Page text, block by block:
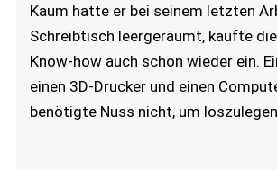
Kaum hatte er bei seinem letzten
Schreibtisch leergeräumt, kaufte
Know-how auch schon wieder ein.
einen 3D-Drucker und einen
benötigte Nuss nicht, um